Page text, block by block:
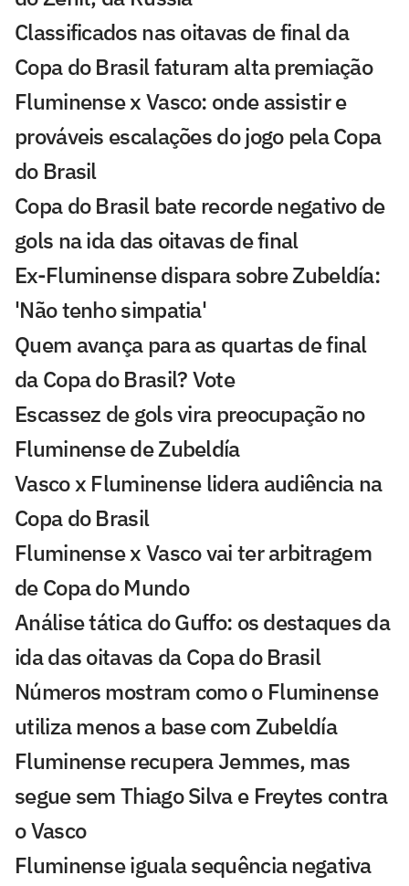
Classificados nas oitavas de final da
Copa do Brasil faturam alta premiação
Fluminense x Vasco: onde assistir e
prováveis escalações do jogo pela Copa
do Brasil
Copa do Brasil bate recorde negativo de
gols na ida das oitavas de final
Ex-Fluminense dispara sobre Zubeldía:
'Não tenho simpatia'
Quem avança para as quartas de final
da Copa do Brasil? Vote
Escassez de gols vira preocupação no
Fluminense de Zubeldía
Vasco x Fluminense lidera audiência na
Copa do Brasil
Fluminense x Vasco vai ter arbitragem
de Copa do Mundo
Análise tática do Guffo: os destaques da
ida das oitavas da Copa do Brasil
Números mostram como o Fluminense
utiliza menos a base com Zubeldía
Fluminense recupera Jemmes, mas
segue sem Thiago Silva e Freytes contra
o Vasco
Fluminense iguala sequência negativa